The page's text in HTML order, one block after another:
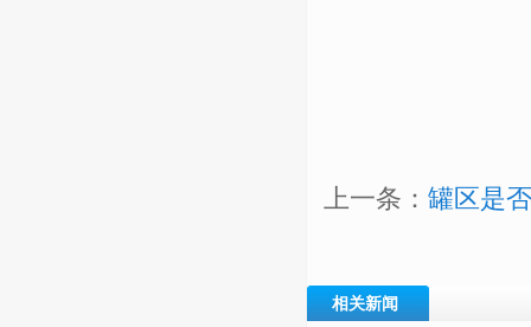
上一条： 罐区是
相关新闻